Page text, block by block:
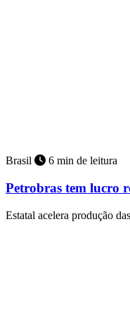
Brasil 6 min de leitura
Petrobras tem lucro
Estatal acelera produção